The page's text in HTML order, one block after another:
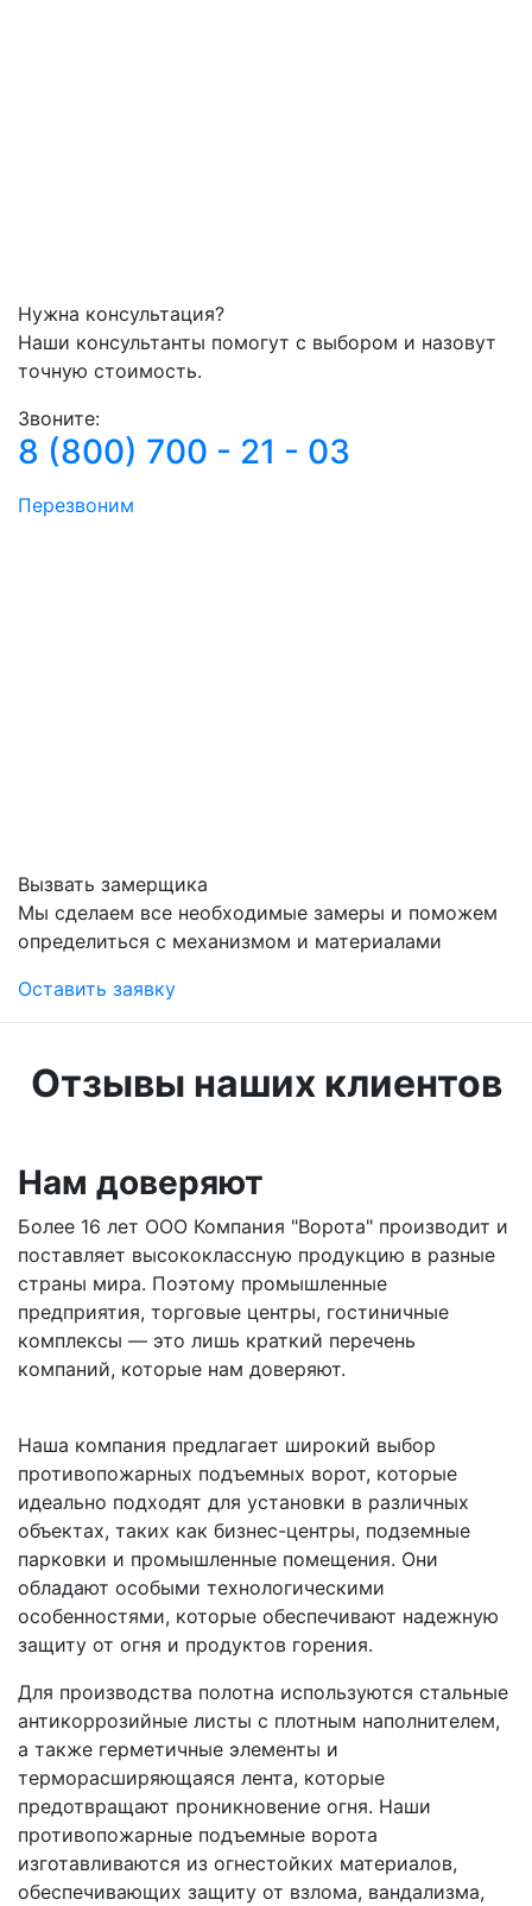
Нужна консультация?
Наши консультанты помогут с выбором и назовут
точную стоимость.
Звоните:
8 (800) 700 - 21 - 03
Перезвоним
Вызвать замерщика
Мы сделаем все необходимые замеры и поможем
определиться с механизмом и материалами
Оставить заявку
Отзывы наших клиентов
Нам доверяют
Более 16 лет ООО Компания "Ворота" производит и
поставляет высококлассную продукцию в разные
страны мира. Поэтому промышленные
предприятия, торговые центры, гостиничные
комплексы — это лишь краткий перечень
компаний, которые нам доверяют.
Наша компания предлагает широкий выбор
противопожарных подъемных ворот, которые
идеально подходят для установки в различных
объектах, таких как бизнес-центры, подземные
парковки и промышленные помещения. Они
обладают особыми технологическими
особенностями, которые обеспечивают надежную
защиту от огня и продуктов горения.
Для производства полотна используются стальные
антикоррозийные листы с плотным наполнителем,
а также герметичные элементы и
терморасширяющаяся лента, которые
предотвращают проникновение огня. Наши
противопожарные подъемные ворота
изготавливаются из огнестойких материалов,
обеспечивающих защиту от взлома, вандализма,